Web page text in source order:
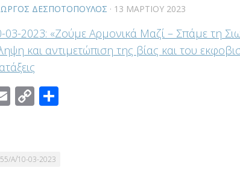
ΔΕΣΠΟΤΌΠΟΥΛΟΣ · 13 ΜΑΡΤΊΟΥ 2023
03-2023: «Ζούμε Αρμονικά Μαζί – Σπάμε τη
και αντιμετώπιση της βίας και του
Email
Copy
Α΄/10-03-2023